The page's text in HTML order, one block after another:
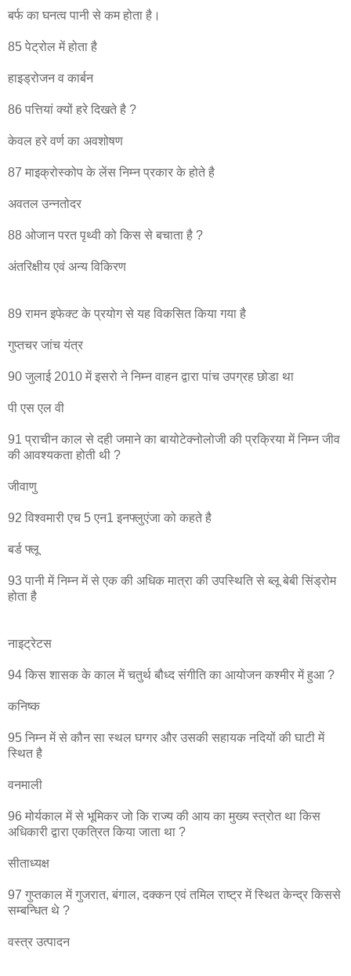
बर्फ का घनत्व पानी से कम होता है।
85 पेट्रोल में होता है
हाइड्रोजन व कार्बन
86 पत्तियां क्यों हरे दिखते है ?
केवल हरे वर्ण का अवशोषण
87 माइक्रोस्कोप के लेंस निम्न प्रकार के होते है
अवतल उन्नतोदर
88 ओजान परत पृथ्वी को किस से बचाता है ?
अंतरिक्षीय एवं अन्य विकिरण
89 रामन इफेक्ट के प्रयोग से यह विकसित किया गया है
गुप्तचर जांच यंत्र
90 जुलाई 2010 में इसरो ने निम्न वाहन द्वारा पांच उपग्रह छोडा था
पी एस एल वी
91 प्राचीन काल से दही जमाने का बायोटेक्नोलोजी की प्रक्रिया में निम्न जीव
की आवश्यकता होती थी ?
जीवाणु
92 विश्वमारी एच 5 एन1 इनफ्लुएंजा को कहते है
बर्ड फ्लू
93 पानी में निम्न में से एक की अधिक मात्रा की उपस्थिति से ब्लू बेबी सिंड्रोम
होता है
नाइट्रेटस
94 किस शासक के काल में चतुर्थ बौध्द संगीति का आयोजन कश्मीर में हुआ ?
कनिष्क
95 निम्न में से कौन सा स्थल घग्गर और उसकी सहायक नदियों की घाटी में
स्थित है
वनमाली
96 मोर्यकाल में से भूमिकर जो कि राज्य की आय का मुख्य स्त्रोत था किस
अधिकारी द्वारा एकत्रित किया जाता था ?
सीताध्यक्ष
97 गुप्तकाल में गुजरात, बंगाल, दक्कन एवं तमिल राष्ट्र में स्थित केन्द्र किससे
सम्बन्धित थे ?
वस्त्र उत्पादन